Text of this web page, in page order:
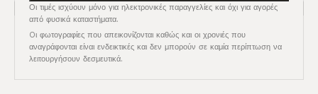
Οι τιμές ισχύουν μόνο για ηλεκτρονικές παραγγελίες και όχι για αγορές
από φυσικά καταστήματα.
Oι φωτογραφίες που απεικονίζονται καθώς και οι χρονιές που
αναγράφονται είναι ενδεικτικές και δεν μπορούν σε καμία περίπτωση να
λειτουργήσουν δεσμευτικά.